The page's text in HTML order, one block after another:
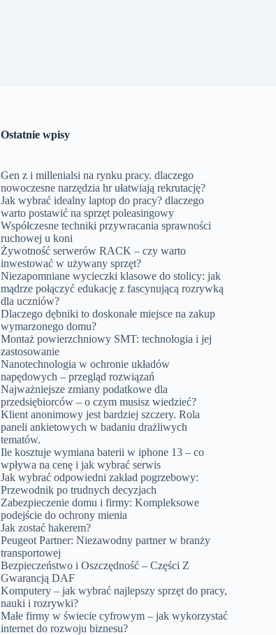
Ostatnie wpisy
Gen z i millenialsi na rynku pracy. dlaczego
nowoczesne narzędzia hr ułatwiają rekrutację?
Jak wybrać idealny laptop do pracy? dlaczego
warto postawić na sprzęt poleasingowy
Współczesne techniki przywracania sprawności
ruchowej u koni
Żywotność serwerów RACK – czy warto
inwestować w używany sprzęt?
Niezapomniane wycieczki klasowe do stolicy: jak
mądrze połączyć edukację z fascynującą rozrywką
dla uczniów?
Dlaczego dębniki to doskonałe miejsce na zakup
wymarzonego domu?
Montaż powierzchniowy SMT: technologia i jej
zastosowanie
Nanotechnologia w ochronie układów
napędowych – przegląd rozwiązań
Najważniejsze zmiany podatkowe dla
przedsiębiorców – o czym musisz wiedzieć?
Klient anonimowy jest bardziej szczery. Rola
paneli ankietowych w badaniu drażliwych
tematów.
Ile kosztuje wymiana baterii w iphone 13 – co
wpływa na cenę i jak wybrać serwis
Jak wybrać odpowiedni zakład pogrzebowy:
Przewodnik po trudnych decyzjach
Zabezpieczenie domu i firmy: Kompleksowe
podejście do ochrony mienia
Jak zostać hakerem?
Peugeot Partner: Niezawodny partner w branży
transportowej
Bezpieczeństwo i Oszczędność – Części Z
Gwarancją DAF
Komputery – jak wybrać najlepszy sprzęt do pracy,
nauki i rozrywki?
Małe firmy w świecie cyfrowym – jak wykorzystać
internet do rozwoju biznesu?